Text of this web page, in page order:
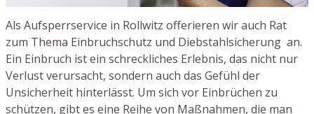
Als Aufsperrservice in Rollwitz offerieren wir auch Rat
zum Thema Einbruchschutz und Diebstahlsicherung an.
Ein Einbruch ist ein schreckliches Erlebnis, das nicht nur
Verlust verursacht, sondern auch das Gefühl der
Unsicherheit hinterlässt. Um sich vor Einbrüchen zu
schützen, gibt es eine Reihe von Maßnahmen, die man